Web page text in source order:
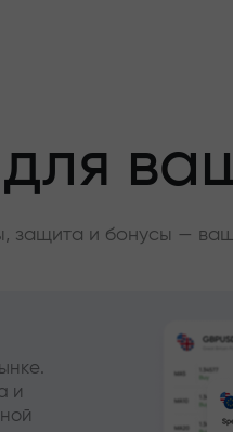
защита и бонусы —
и